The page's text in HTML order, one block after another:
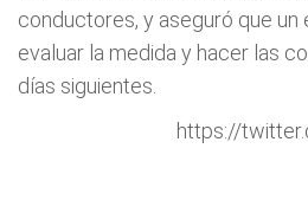
conductores, y aseguró que un
evaluar la medida y hacer las
días siguientes.
https://